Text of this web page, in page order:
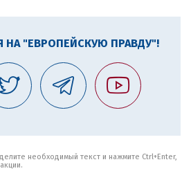
"ЕВРОПЕЙСКУЮ ПРАВДУ"!
необходимый текст и нажмите Ctrl+Enter,